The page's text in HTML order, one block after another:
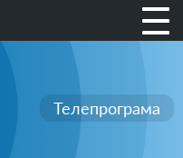
Телепрограма